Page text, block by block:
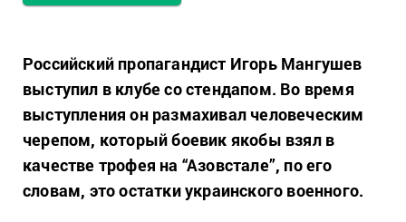
Российский пропагандист Игорь Мангушев
выступил в клубе со стендапом. Во время
выступления он размахивал человеческим
черепом, который боевик якобы взял в
качестве трофея на “Азовстале”, по его
словам, это остатки украинского военного.